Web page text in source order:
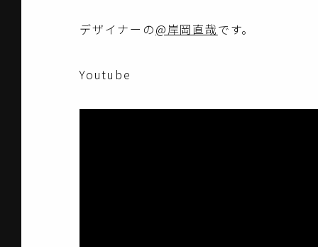
デザイナーの@岸岡直哉です。
Youtube